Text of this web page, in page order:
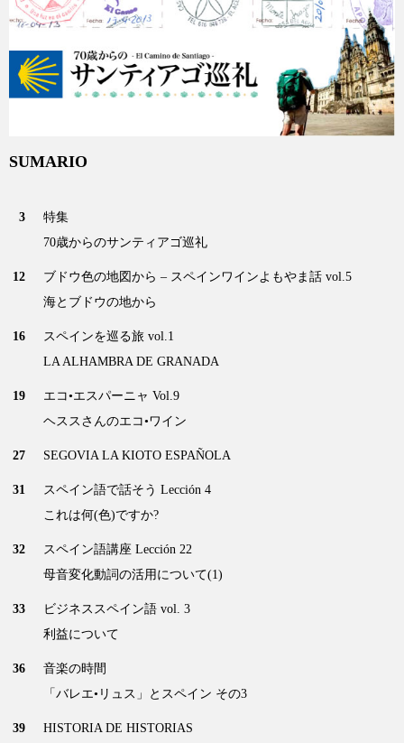
SUMARIO
3
特集
70歳からのサンティアゴ巡礼
12
ブドウ色の地図から – スペインワインよもやま話 vol.5
海とブドウの地から
16
スペインを巡る旅 vol.1
LA ALHAMBRA DE GRANADA
19
エコ•エスパーニャ Vol.9
ヘススさんのエコ•ワイン
27 SEGOVIA LA KIOTO ESPAÑOLA
31
スペイン語で話そう Lección 4
これは何(色)ですか?
32
スペイン語講座 Lección 22
母音変化動詞の活用について(1)
33
ビジネススペイン語 vol. 3
利益について
36
音楽の時間
「バレエ•リュス」とスペイン その3
39
HISTORIA DE HISTORIAS